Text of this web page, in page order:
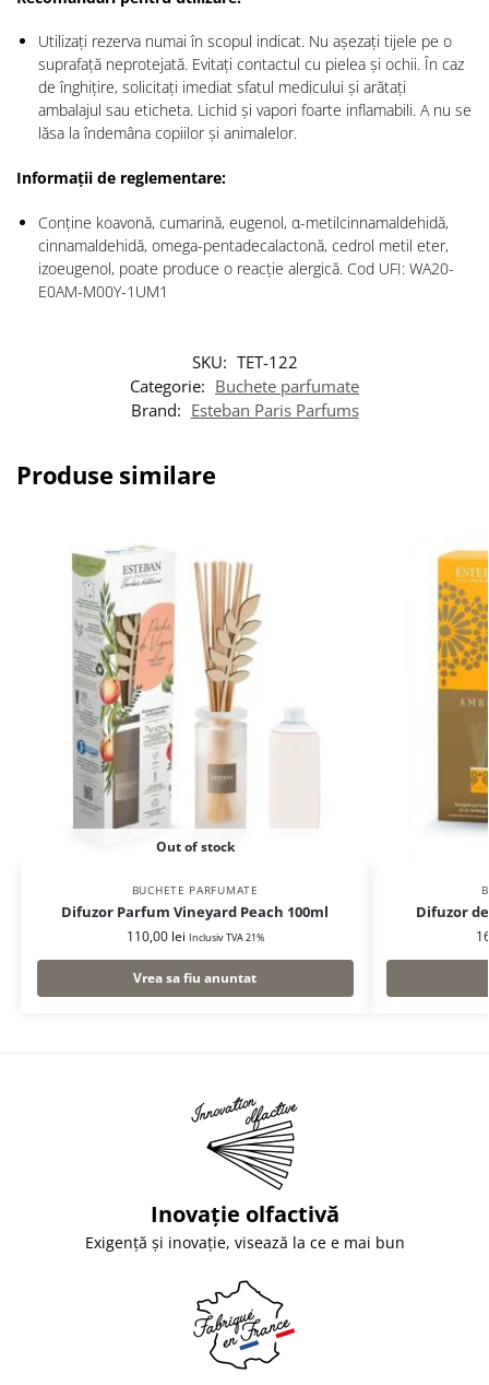
Utilizați rezerva numai în scopul indicat. Nu așezați tijele pe o
suprafață neprotejată. Evitați contactul cu pielea și ochii. În caz
de înghițire, solicitați imediat sfatul medicului și arătați
ambalajul sau eticheta. Lichid și vapori foarte inflamabili. A nu se
lăsa la îndemâna copiilor și animalelor.
Informații de reglementare:
Conține koavonă, cumarină, eugenol, α-metilcinnamaldehidă,
cinnamaldehidă, omega-pentadecalactonă, cedrol metil eter,
izoeugenol, poate produce o reacție alergică. Cod UFI: WA20-
E0AM-M00Y-1UM1
SKU: TET-122
Categorie: Buchete parfumate
Brand: Esteban Paris Parfums
Produse similare
Out of stock
BUCHETE PARFUMATE
Difuzor Parfum Vineyard Peach 100ml
110,00 lei Inclusiv TVA 21%
Vrea sa fiu anuntat
Difuzor
Inovație olfactivă
Exigență și inovație, visează la ce e mai bun